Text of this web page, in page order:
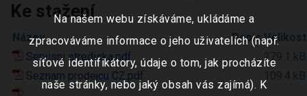
Ke stažení
Název Popis Velikost
Servisni strediska.pdf
279.1 kB
Seznam prodejcu CZ.pdf
109.4 kB
Na našem webu získáváme, ukládáme a
zpracováváme informace o jeho uživatelích (např.
síťové identifikátory, údaje o tom, jak procházíte
naše stránky, nebo jaký obsah vás zajímá). K